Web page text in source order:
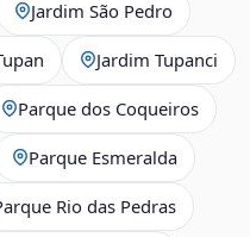
Jardim São Pedro
Jardim Tupanci
Parque dos Coqueiros
Parque Esmeralda
Rio das Pedras